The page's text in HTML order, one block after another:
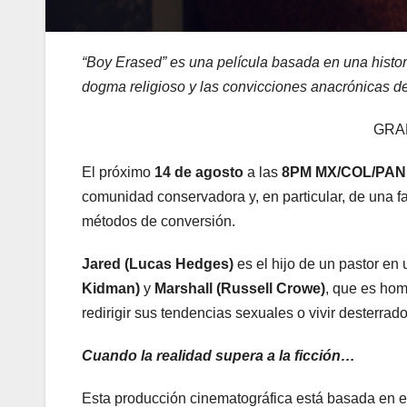
“Boy Erased” es una película basada en una
dogma religioso y las convicciones anacrónicas
El próximo 14 de agosto a las 8PM MX/COL/PAN
comunidad conservadora y, en particular, de una
métodos de conversión.
Jared (Lucas Hedges) es el hijo de un pastor en
Kidman) y Marshall (Russell Crowe), que es
redirigir sus tendencias sexuales o vivir
Cuando la realidad supera a la ficción…
Esta producción cinematográfica está basada en